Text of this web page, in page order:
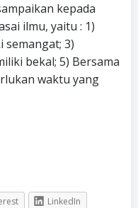
kepada
ilmu, yaitu : 1)
semangat; 3)
bekal; 5) Bersama
waktu yang
LinkedIn